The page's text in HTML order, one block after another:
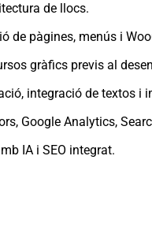
de llocs.
de pàgines, menús i
gràfics previs al
integració de textos i
Google Analytics,
IA i SEO integrat.